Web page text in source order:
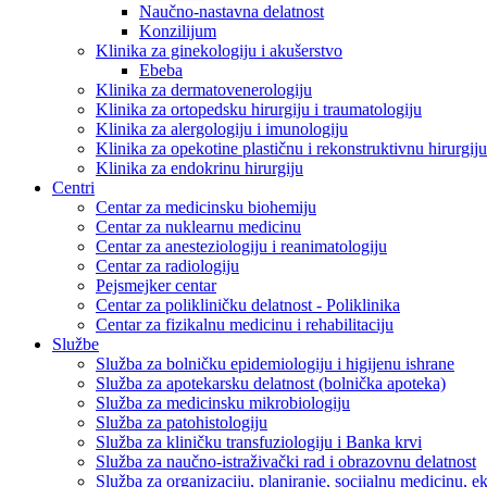
Naučno-nastavna delatnost
Konzilijum
Klinika za ginekologiju i akušerstvo
Ebeba
Klinika za dermatovenerologiju
Klinika za ortopedsku hirurgiju i traumatologiju
Klinika za alergologiju i imunologiju
Klinika za opekotine plastičnu i rekonstruktivnu hirurgiju
Klinika za endokrinu hirurgiju
Centri
Centar za medicinsku biohemiju
Centar za nuklearnu medicinu
Centar za anesteziologiju i reanimatologiju
Centar za radiologiju
Pejsmejker centar
Centar za polikliničku delatnost - Poliklinika
Centar za fizikalnu medicinu i rehabilitaciju
Službe
Služba za bolničku epidemiologiju i higijenu ishrane
Služba za apotekarsku delatnost (bolnička apoteka)
Služba za medicinsku mikrobiologiju
Služba za patohistologiju
Služba za kliničku transfuziologiju i Banka krvi
Služba za naučno-istraživački rad i obrazovnu delatnost
Služba za organizaciju, planiranje, socijalnu medicinu,